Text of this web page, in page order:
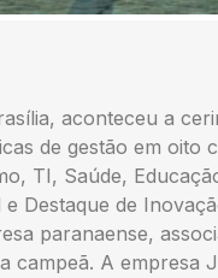
aconteceu a
de gestão em oito
TI, Saúde,
Destaque de
paranaense,
campeã. A empresa